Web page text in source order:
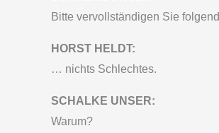
Bitte vervollständigen Sie
HORST HELDT:
… nichts Schlechtes.
SCHALKE UNSER:
Warum?